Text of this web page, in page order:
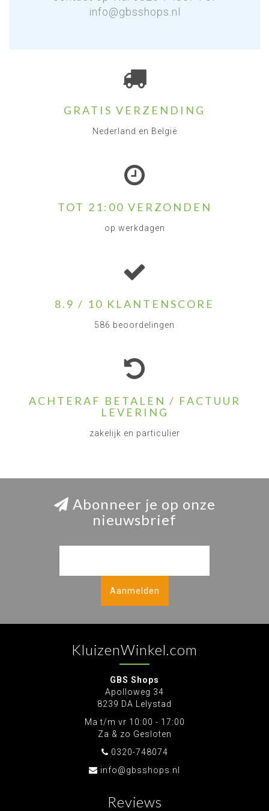
info@gbsshops.nl
GRATIS VERZENDING
Nederland en België
TOT 21:00 VERZONDEN
op werkdagen
8.9 / 10 KLANTENSCORE
586 beoordelingen
ACHTERAF BETALEN / FACTUUR
LEVERING
zakelijk en particulier
Abonneer je op onze
nieuwsbrief
Aanmelden
KluizenWinkel.com
GBS Shops
Apolloweg 34
8239 DA Lelystad
Ma t/m vr 10:00 - 17:00
Za & zo Gesloten
0320-748074
info@gbsshops.nl
Reviews